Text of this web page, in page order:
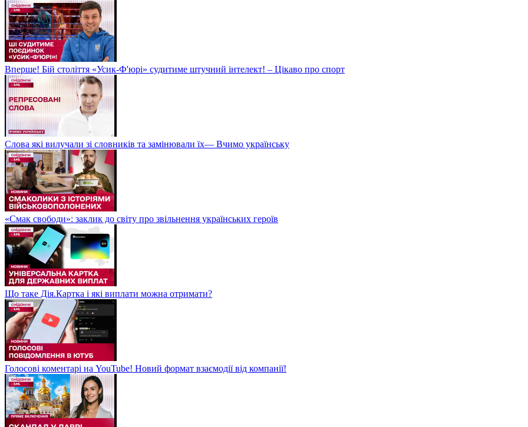
Вперше! Бій століття «Усик-Ф'юрі» судитиме штучний інтелект! – Цікаво про спорт
Слова які вилучали зі словників та замінювали їх— Вчимо українську
«Смак свободи»: заклик до світу про звільнення українських героїв
Що таке Дія.Картка і які виплати можна отримати?
Голосові коментарі на YouTube! Новий формат взаємодії від компанії!